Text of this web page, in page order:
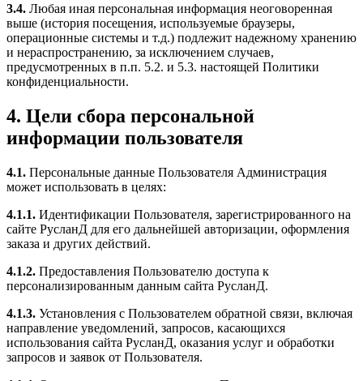
3.4. Любая иная персональная информация неоговоренная
выше (история посещения, используемые браузеры,
операционные системы и т.д.) подлежит надежному хранению
и нераспространению, за исключением случаев,
предусмотренных в п.п. 5.2. и 5.3. настоящей Политики
конфиденциальности.
4. Цели сбора персональной
информации пользователя
4.1. Персональные данные Пользователя Администрация
может использовать в целях:
4.1.1. Идентификации Пользователя, зарегистрированного на
сайте РусланД для его дальнейшей авторизации, оформления
заказа и других действий.
4.1.2. Предоставления Пользователю доступа к
персонализированным данным сайта РусланД.
4.1.3. Установления с Пользователем обратной связи, включая
направление уведомлений, запросов, касающихся
использования сайта РусланД, оказания услуг и обработки
запросов и заявок от Пользователя.